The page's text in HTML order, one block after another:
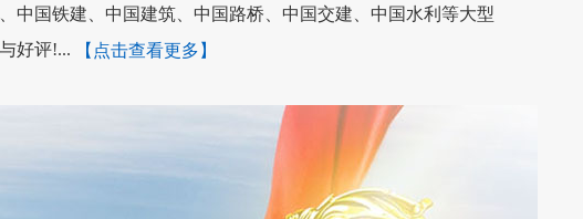
中国铁建、中国建筑、中国路桥、中国交建、中国水利等大型
好评!...
【点击查看更多】